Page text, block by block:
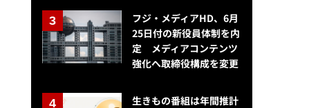
クラウドソーシングのランサーズが上場承認、想定時価総額145億円・
フジ・メディアHD、6月
25日付の新役員体制を内
定 メディアコンテンツ
強化へ取締役構成を変更
生きもの番組は年間推計